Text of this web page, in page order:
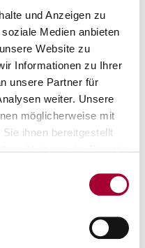
und Anzeigen zu
Medien anbieten
Website zu
Informationen zu Ihrer
unsere Partner für
weiter. Unsere
möglicherweise mit
ihnen bereitgestellt
Nutzung der Dienste
Ressourcen und gute
die Bildung jeden Tag
steigende Zahl junger
Fachkräftemangel setzen
seit Jahren
Demokratie vor großen
Abschluss keinen
nur ein individuelles
Druck“, mahnt die